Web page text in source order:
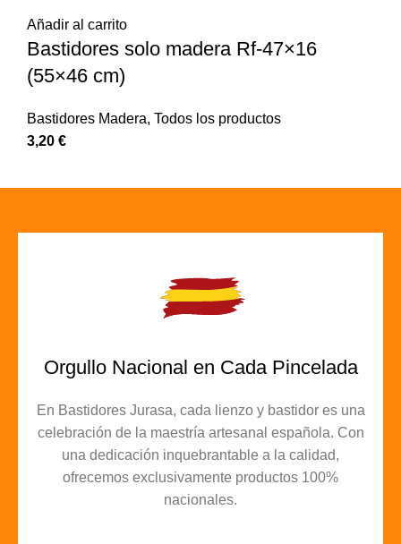
Añadir al carrito
Bastidores solo madera Rf-47×16
(55×46 cm)
Bastidores Madera, Todos los productos
3,20 €
Orgullo Nacional en Cada Pincelada
En Bastidores Jurasa, cada lienzo y bastidor es una
celebración de la maestría artesanal española. Con
una dedicación inquebrantable a la calidad,
ofrecemos exclusivamente productos 100%
nacionales.